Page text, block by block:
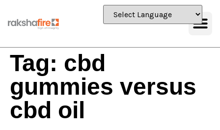
Tag: cbd
gummies versus
cbd oil